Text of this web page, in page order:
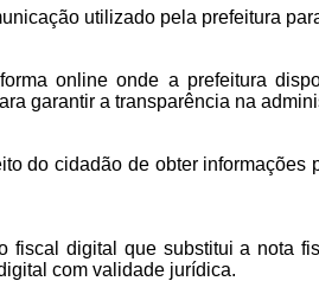
utilizado pela prefeitura
online onde a prefeitura
garantir a transparência na
do cidadão de obter
fiscal digital que substitui a nota
com validade jurídica.